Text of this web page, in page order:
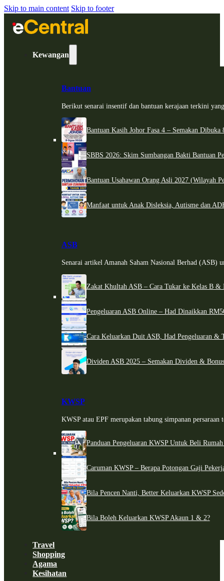
Skip to main content Skip to footer
Kewangan
Bantuan
Berikut senarai insentif dan bantuan kerajaan terkini
Bantuan Kasih Johor Fasa 4 – Semakan
SBBS 2026: Skim Sumbangan Bakti Bantuan
Bantuan Usahawan Orang Asli 2027 (Wilayah
Manfaat untuk Anak Disleksia, Autisme dan
ASB
Senarai artikel Amanah Saham Nasional Berhad (ASB)
Zakat Khultah ASB – Cara Tukar ke Kelas B &
Pengeluaran ASB Online – Had Dinaikkan
Cara Keluarkan Duit ASB, Had Pengeluaran &
Dividen ASB 2025 – Semakan Dividen &
KWSP
KWSP atau EPF merupakan tabung simpanan persaraan
Panduan Pengeluaran KWSP Untuk Beli
Caruman KWSP – Berapa Potongan Gaji
Bila Pencen Nanti, Better Keluarkan KWSP
Bila Boleh Keluarkan KWSP Akaun 1 & 2?
Travel
Shopping
Agama
Kesihatan